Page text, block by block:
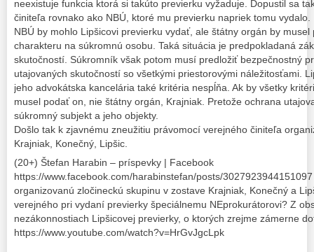
neexistuje funkcia ktorá si takúto previerku vyžaduje. Dopustil sa
činiteľa rovnako ako NBÚ, ktoré mu previerku napriek tomu vydalo.
NBÚ by mohlo Lipšicovi previerku vydať, ale štátny orgán by
charakteru na súkromnú osobu. Taká situácia je predpokladaná
skutočností. Súkromník však potom musí predložiť bezpečnostný
utajovaných skutočností so všetkými priestorovými náležitosťami.
jeho advokátska kancelária také kritéria nespĺňa. Ak by všetky
musel podať on, nie štátny orgán, Krajniak. Pretože ochrana
súkromný subjekt a jeho objekty.
Došlo tak k zjavnému zneužitiu právomocí verejného činiteľa
Krajniak, Konečný, Lipšic.
(20+) Štefan Harabin – príspevky | Facebook
https://www.facebook.com/harabinstefan/posts/
organizovanú zločineckú skupinu v zostave Krajniak, Konečný a
verejného pri vydaní previerky špeciálnemu NEprokurátorovi? Z
nezákonnostiach Lipšicovej previerky, o ktorých zrejme zámerne
https://www.youtube.com/watch?v=HrGvJgcLpk